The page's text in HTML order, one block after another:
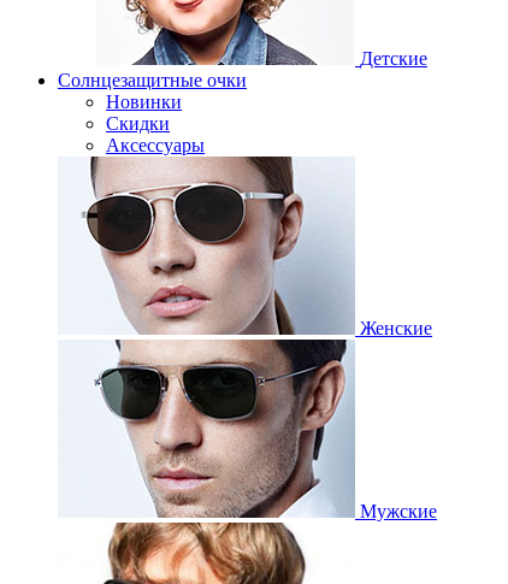
Детские
Солнцезащитные очки
Новинки
Скидки
Аксессуары
Женские
Мужские